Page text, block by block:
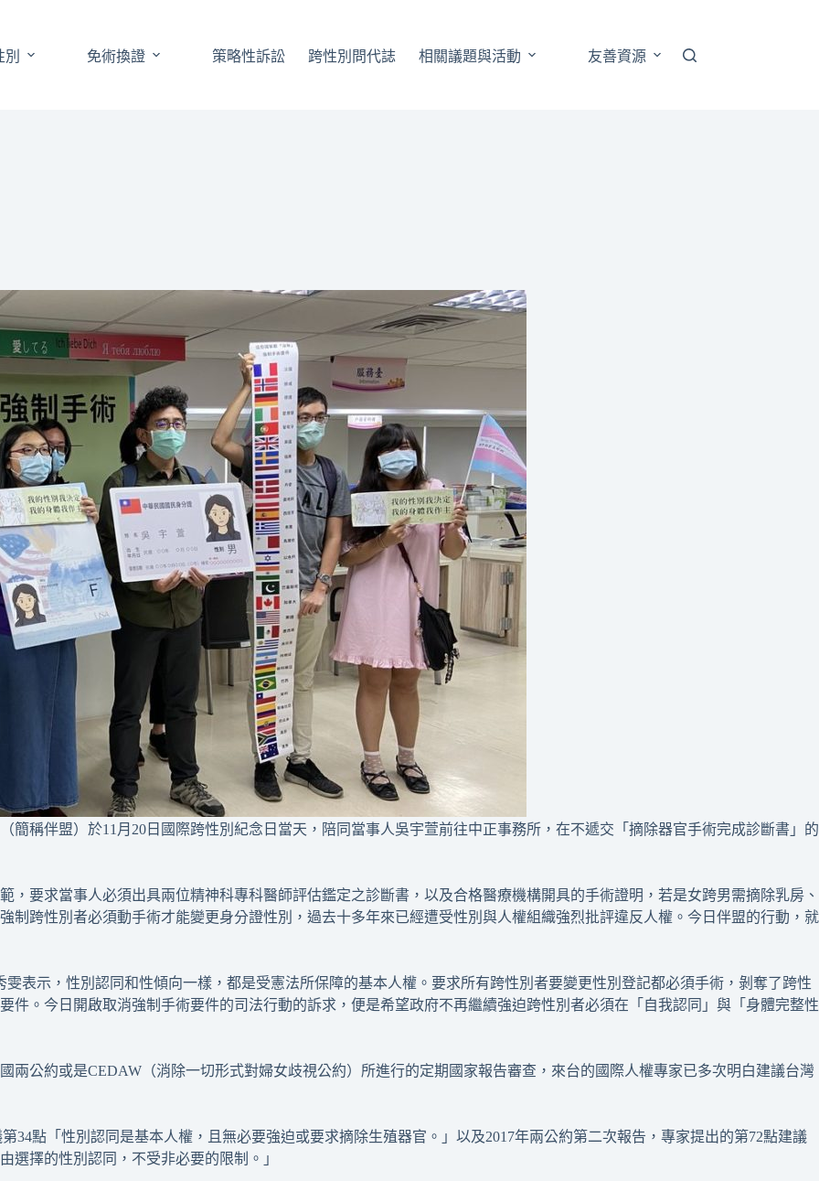
免術換證 策略性訴訟 跨性別問代誌 相關議題與活動 友善資源
簡稱伴盟）於11月20日國際跨性別紀念日當天，陪同當事人吳宇萱前往中正事務所，在不遞交「摘除器官手術完成診斷書」的
要求當事人必須出具兩位精神科專科醫師評估鑑定之診斷書，以及合格醫療機構開具的手術證明，若是女跨男需摘除乳房、
制跨性別者必須動手術才能變更身分證性別，過去十多年來已經遭受性別與人權組織強烈批評違反人權。今日伴盟的行動，就
表示，性別認同和性傾向一樣，都是受憲法所保障的基本人權。要求所有跨性別者要變更性別登記都必須手術，剝奪了跨性
件。今日開啟取消強制手術要件的司法行動的訴求，便是希望政府不再繼續強迫跨性別者必須在「自我認同」與「身體完整性
兩公約或是CEDAW（消除一切形式對婦女歧視公約）所進行的定期國家報告審查，來台的國際人權專家已多次明白建議台灣
34點「性別認同是基本人權，且無必要強迫或要求摘除生殖器官。」以及2017年兩公約第二次報告，專家提出的第72點建議
選擇的性別認同，不受非必要的限制。」